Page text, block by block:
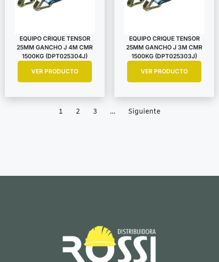
EQUIPO CRIQUE TENSOR
25MM GANCHO J 4M CMR
1500KG (DPT025304J)
VER PRODUCTO
EQUIPO CRIQUE TENSOR
25MM GANCHO J 3M CMR
1500KG (DPT025303J)
VER PRODUCTO
1 2 3 … Siguiente